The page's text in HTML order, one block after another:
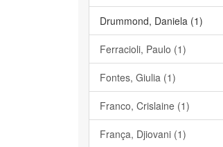
Drummond, Daniela (1)
Ferracioli, Paulo (1)
Fontes, Giulia (1)
Franco, Crislaine (1)
França, Djiovani (1)